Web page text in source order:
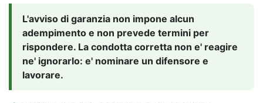
L'avviso di garanzia non impone alcun
adempimento e non prevede termini per
rispondere. La condotta corretta non e' reagire
ne' ignorarlo: e' nominare un difensore e
lavorare.